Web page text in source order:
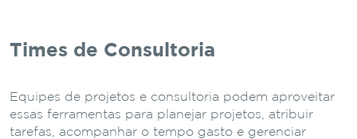
Times de Consultoria
Equipes de projetos e consultoria podem aproveitar
essas ferramentas para planejar projetos, atribuir
tarefas, acompanhar o tempo gasto e gerenciar